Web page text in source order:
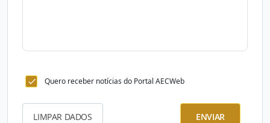
Quero receber notícias do Portal AECWeb
LIMPAR DADOS ENVIAR